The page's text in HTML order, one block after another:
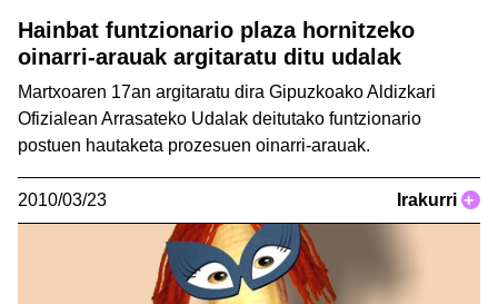
Hainbat funtzionario plaza hornitzeko
oinarri-arauak argitaratu ditu udalak
Martxoaren 17an argitaratu dira Gipuzkoako Aldizkari
Ofizialean Arrasateko Udalak deitutako funtzionario
postuen hautaketa prozesuen oinarri-arauak.
2010/03/23 Irakurri +